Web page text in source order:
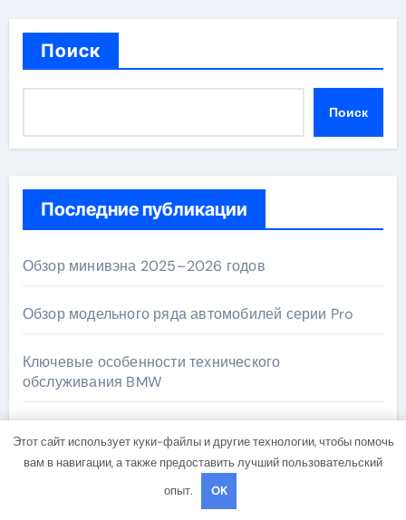
Поиск
Поиск
Последние публикации
Обзор минивэна 2025–2026 годов
Обзор модельного ряда автомобилей серии Pro
Ключевые особенности технического
обслуживания BMW
наращивания ресниц и депиляции
Обзор методов и стандартов технологии
Этот сайт использует куки-файлы и другие технологии, чтобы помочь
вам в навигации, а также предоставить лучший пользовательский
опыт.
OK